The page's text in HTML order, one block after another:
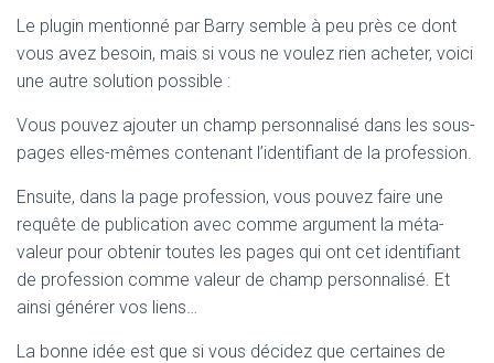
Le plugin mentionné par Barry semble à peu près ce dont
vous avez besoin, mais si vous ne voulez rien acheter, voici
une autre solution possible :
Vous pouvez ajouter un champ personnalisé dans les sous-
pages elles-mêmes contenant l’identifiant de la profession.
Ensuite, dans la page profession, vous pouvez faire une
requête de publication avec comme argument la méta-
valeur pour obtenir toutes les pages qui ont cet identifiant
de profession comme valeur de champ personnalisé. Et
ainsi générer vos liens…
La bonne idée est que si vous décidez que certaines de